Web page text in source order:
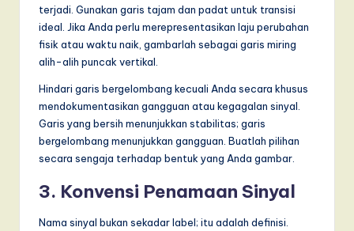
terjadi. Gunakan garis tajam dan padat untuk transisi
ideal. Jika Anda perlu merepresentasikan laju perubahan
fisik atau waktu naik, gambarlah sebagai garis miring
alih-alih puncak vertikal.
Hindari garis bergelombang kecuali Anda secara khusus
mendokumentasikan gangguan atau kegagalan sinyal.
Garis yang bersih menunjukkan stabilitas; garis
bergelombang menunjukkan gangguan. Buatlah pilihan
secara sengaja terhadap bentuk yang Anda gambar.
3. Konvensi Penamaan Sinyal
Nama sinyal bukan sekadar label; itu adalah definisi.